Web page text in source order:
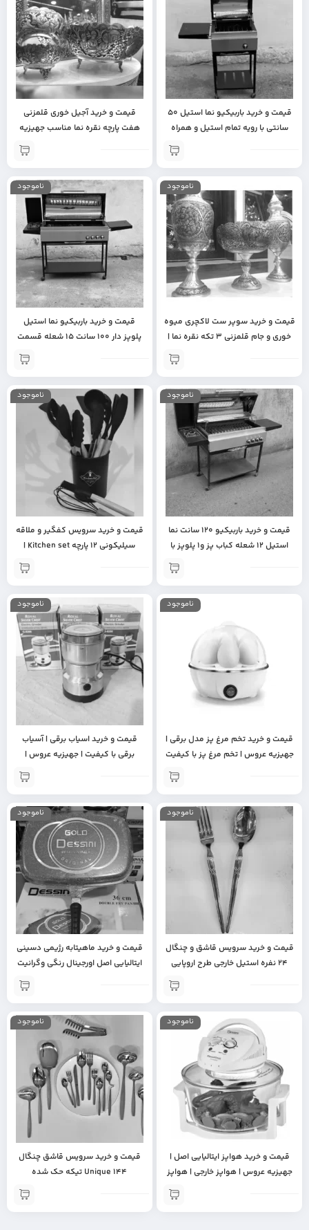
قیمت و خرید باربیکیو نما استیل 50
سانتی با رویه تمام استیل و همراه
درب 2جداره استیل ورق 1 میل کباب پز
| جهیزیه عروس | باربیکیو با کیفیت |
باربیکیو درجه یک | مناسب تراس و باغ
و ویلا
قیمت و خرید آجیل خوری قلمزنی
هفت پارچه نقره نما مناسب جهیزیه
عروس | ظروف آجیل خوری لاکچری |
جهیزیه | آجیل خوری جنس برنجی |
آجیل خوری با کیفیت | دکوری
ناموجود
قیمت و خرید سوپر ست لاکچری میوه
خوری و جام قلمزنی 3 تکه نقره نما |
جهیزیه عروس | ظروف پذیرایی
لاکچری | ظرف میوه خوری | ظروف قلم
زنی و فلزی | ظروف برنجی | دکوری
ناموجود
قیمت و خرید باربیکیو نما استیل
پلوپز دار 100 سانت 15 شعله قسمت
کباب پز همراه پلوپز با رویه استیل و
درب دو جداره | جهیزیه عروس | باربیکو
درجه یک | باربیکیو با کیفیت
ناموجود
قیمت و خرید باربیکیو 120 سانت نما
استیل 12 شعله کباب پز و1 پلوپز با
میز کار متریال 1 | باربیکیو با کیفیت |
جهیزیه | مناسب تراس و باغ و ویلا |
بهترین باربیکیو
ناموجود
قیمت و خرید سرویس کفگیر و ملاقه
سیلیکونی 12 پارچه Kitchen set |
جهیزیه عروس | سرویس کفگیر و
ملاقه با کیفیت | لوازم آشپزی |
سرویس کفگیر و ملاقه مقاوم در برابر
ضربه
ناموجود
قیمت و خرید تخم مرغ پز مدل برقی |
جهیزیه عروس | تخم مرغ پز با کیفیت
ناموجود
قیمت و خرید اسیاب برقی | آسیاب
برقی با کیفیت | جهیزیه عروس |
ناموجود
قیمت و خرید سرویس قاشق و چنگال
24 نفره استیل خارجی طرح اروپایی
برند (یونیک آلمان) اورجینال | رنگ
طلایی براق | کیفیت ساخت عالی |
جهیزیه
ناموجود
قیمت و خرید ماهیتابه رژیمی دسینی
ایتالیایی اصل اورجینال رنگی وگرانیت
اصل | جهیزیه عروس | هدیه روز زن |
ماهیتابه چدن | مناسب انواع غذا |
ماهیتابه گرانیتی
ناموجود
قیمت و خرید هواپز ایتالیایی اصل |
جهیزیه عروس | هواپز خارجی | هواپز
ناموجود
قیمت و خرید سرویس قاشق چنگال
Unique 144 تیکه حک شده
Germany | جهیزیه عروس | لوازم سرو
و پذیرایی | سرویس قاشق و چنگال